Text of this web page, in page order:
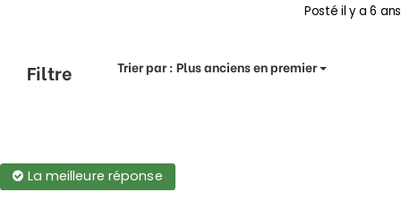
Postéil y a 6 ans
Filtre Trier par :Plus anciens en premier
La meilleure réponse